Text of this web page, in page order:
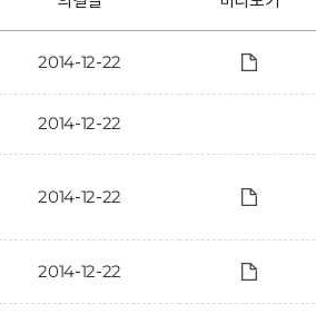
2014-12-22
2014-12-22
2014-12-22
2014-12-22